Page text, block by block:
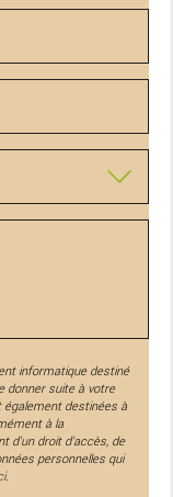
informatique destiné
donner suite à votre
destinées à
à la
d'un droit d'accès, de
personnelles qui
.